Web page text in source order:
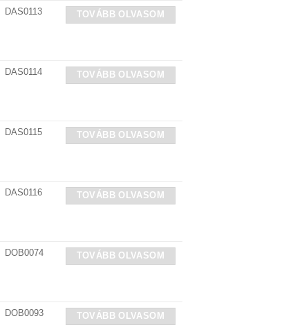
DAS0113 TOVÁBB OLVASOM
DAS0114 TOVÁBB OLVASOM
DAS0115 TOVÁBB OLVASOM
DAS0116 TOVÁBB OLVASOM
DOB0074 TOVÁBB OLVASOM
DOB0093 TOVÁBB OLVASOM